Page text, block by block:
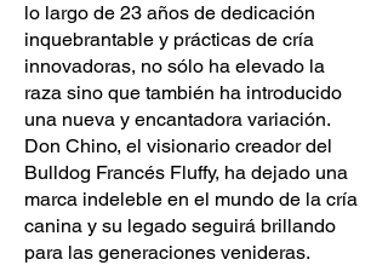
lo largo de 23 años de dedicación
inquebrantable y prácticas de cría
innovadoras, no sólo ha elevado la
raza sino que también ha introducido
una nueva y encantadora variación.
Don Chino, el visionario creador del
Bulldog Francés Fluffy, ha dejado una
marca indeleble en el mundo de la cría
canina y su legado seguirá brillando
para las generaciones venideras.